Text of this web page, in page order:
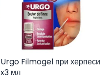
Urgo Filmogel при херпеси
x3 мл